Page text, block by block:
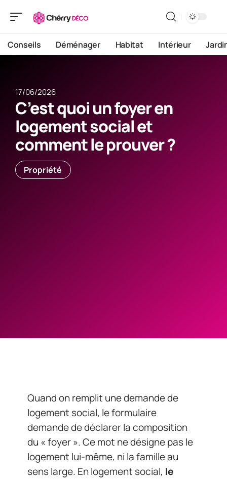
Conseils Déménager Habitat Intérieur
17/06/2026
C’est quoi un foyer en
logement social et
comment le prouver ?
Propriété
Quand on remplit une demande de
logement social, le formulaire
demande de déclarer la composition
du « foyer ». Ce mot ne désigne pas le
logement lui-même, ni la famille au
sens large. En logement social, le